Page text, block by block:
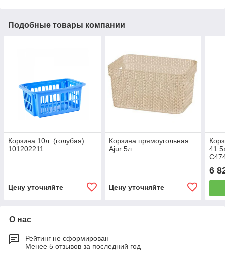
Подобные товары компании
Корзина 10л. (голубая)
101202211
Цену уточняйте
Корзина прямоугольная
Ajur 5л
Цену уточняйте
6
О нас
Рейтинг не сформирован
Менее 5 отзывов за последний год